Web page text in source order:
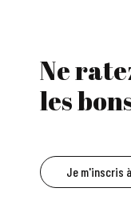
Ne
les
Je m'inscris